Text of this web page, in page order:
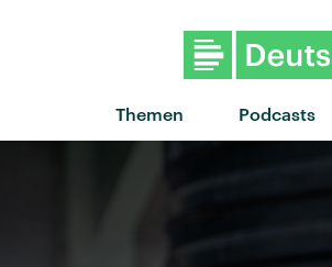
Themen Podcasts